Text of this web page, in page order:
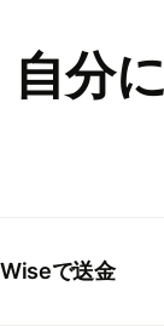
自分
Wiseで送金